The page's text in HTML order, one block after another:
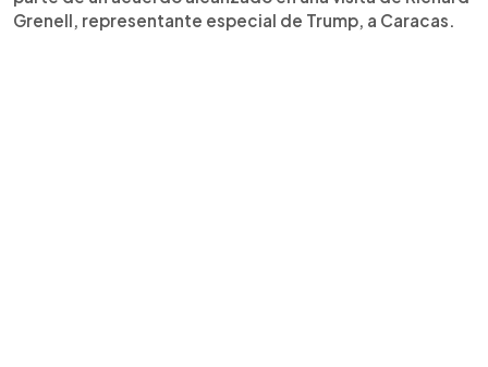
Grenell, representante especial de Trump, a Caracas.